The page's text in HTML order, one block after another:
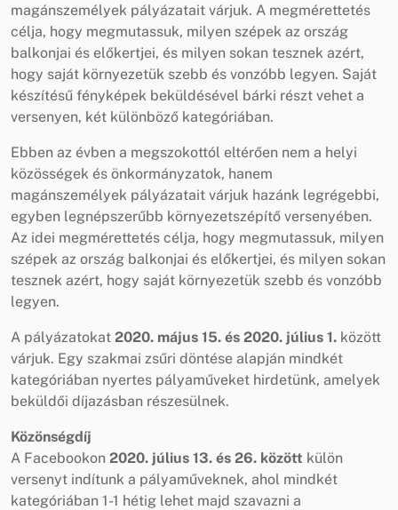
magánszemélyek pályázatait várjuk. A megmérettetés
célja, hogy megmutassuk, milyen szépek az ország
balkonjai és előkertjei, és milyen sokan tesznek azért,
hogy saját környezetük szebb és vonzóbb legyen. Saját
készítésű fényképek beküldésével bárki részt vehet a
versenyen, két különböző kategóriában.
Ebben az évben a megszokottól eltérően nem a helyi
közösségek és önkormányzatok, hanem
magánszemélyek pályázatait várjuk hazánk legrégebbi,
egyben legnépszerűbb környezetszépítő versenyében.
Az idei megmérettetés célja, hogy megmutassuk, milyen
szépek az ország balkonjai és előkertjei, és milyen sokan
tesznek azért, hogy saját környezetük szebb és vonzóbb
legyen.
A pályázatokat 2020. május 15. és 2020. július 1. között
várjuk. Egy szakmai zsűri döntése alapján mindkét
kategóriában nyertes pályaműveket hirdetünk, amelyek
beküldői díjazásban részesülnek.
Közönségdíj
A Facebookon 2020. július 13. és 26. között külön
versenyt indítunk a pályaműveknek, ahol mindkét
kategóriában 1-1 hétig lehet majd szavazni a